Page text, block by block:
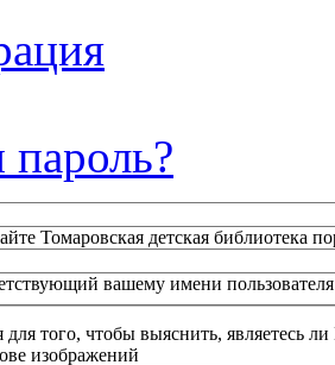
Томаровская детская библиотека
вашему имени